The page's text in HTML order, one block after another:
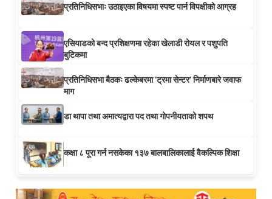
प्रतिनिधिसभाः उठाइएका विषयमा स्पष्ट पार्न विपक्षीको आग्रह
एसियाडको बन्द प्रशिक्षणमा रहेका खेलाडी रोयल र पशुपति
बुटिकमा
प्रतिनिधिसभा बैठकः ढल्केबरमा ‘ट्रमा सेन्टर’ निर्माणबारे जवाफ
माग
डा थापा तथा अमात्यद्वारा पद तथा गोपनीयताको शपथ
कक्षा ८ पूरा गर्न नसकेका १३७ बालबालिकालाई वैकल्पिक शिक्षा